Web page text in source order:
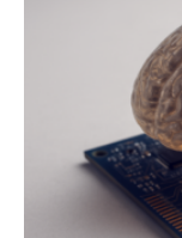
der MindPort
Lösung zur
Avatare. Gen-
kosteneffiziente
erstellen.
Animation, bei
und Mimik im